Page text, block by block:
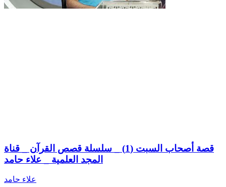
قصة أصحاب السبت (1) _ سلسلة قصص القرآن _ قناة
المجد العلمية _ علاء حامد
علاء حامد